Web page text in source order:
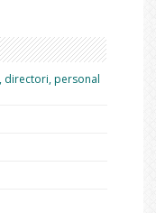
directori, personal